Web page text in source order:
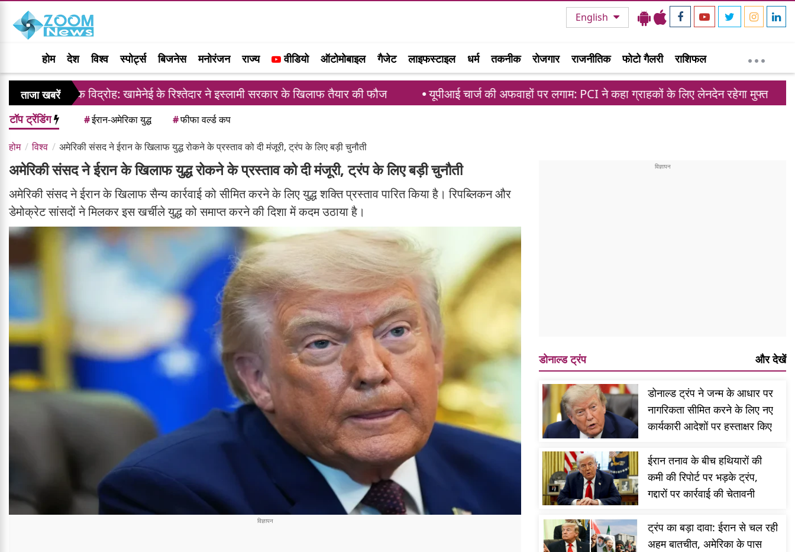
English
होम देश विश्व स्पोर्ट्स बिजनेस मनोरंजन राज्य वीडियो ऑटोमोबाइल गैजेट लाइफस्टाइल धर्म तकनीक रोजगार राजनीतिक फोटो गैलरी राशिफल
ताजा खबरें
विद्रोह: खामेनेई के रिश्तेदार ने इस्लामी सरकार के खिलाफ तैयार की फौज यूपीआई चार्ज की अफवाहों पर लगाम: PCI ने कहा ग्राहकों के लिए लेनदेन रहेगा मुफ्त मोहम्मद
टॉप ट्रेंडिंग #ईरान-अमेरिका युद्ध #फीफा वर्ल्ड कप
होम विश्व अमेरिकी संसद ने ईरान के खिलाफ युद्ध रोकने के प्रस्ताव को दी मंजूरी, ट्रंप के लिए बड़ी चुनौती
अमेरिकी संसद ने ईरान के खिलाफ युद्ध रोकने के प्रस्ताव को दी मंजूरी, ट्रंप के लिए बड़ी चुनौती
अमेरिकी संसद ने ईरान के खिलाफ सैन्य कार्रवाई को सीमित करने के लिए युद्ध शक्ति प्रस्ताव पारित किया है। रिपब्लिकन और
डेमोक्रेट सांसदों ने मिलकर इस खर्चीले युद्ध को समाप्त करने की दिशा में कदम उठाया है।
डोनाल्ड ट्रंप और देखें
डोनाल्ड ट्रंप ने जन्म के आधार पर
नागरिकता सीमित करने के लिए नए
कार्यकारी आदेशों पर हस्ताक्षर किए
ईरान तनाव के बीच हथियारों की
कमी की रिपोर्ट पर भड़के ट्रंप,
गद्दारों पर कार्रवाई की चेतावनी
ट्रंप का बड़ा दावा: ईरान से चल रही
अहम बातचीत, अमेरिका के पास